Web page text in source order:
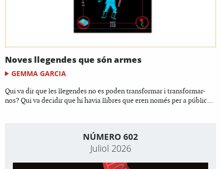
Noves llegendes que són armes
GEMMA GARCIA
Qui va dir que les llegendes no es poden transformar i transformar-
nos? Qui va decidir que hi havia llibres que eren només per a públic...
NÚMERO 602
Juliol 2026